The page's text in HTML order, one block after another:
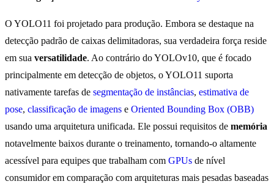
O YOLO11 foi projetado para produção. Embora se destaque na
detecção padrão de caixas delimitadoras, sua verdadeira força reside
em sua versatilidade. Ao contrário do YOLOv10, que é focado
principalmente em detecção de objetos, o YOLO11 suporta
nativamente tarefas de segmentação de instâncias, estimativa de
pose, classificação de imagens e Oriented Bounding Box (OBB)
usando uma arquitetura unificada. Ele possui requisitos de memória
notavelmente baixos durante o treinamento, tornando-o altamente
acessível para equipes que trabalham com GPUs de nível
consumidor em comparação com arquiteturas mais pesadas baseadas